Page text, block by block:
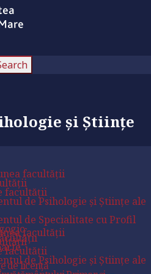
și Științe
facultății
facultății
de Psihologie și Științe ale
de Specialitate cu Profil
de licență
facultății
facultății
de Psihologie și Științe ale